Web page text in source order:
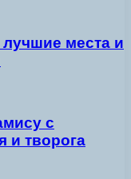
лучшие места и
с
и творога